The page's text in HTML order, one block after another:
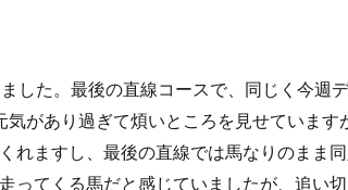
した。最後の直線コースで、同じく今週デ
があり過ぎて煩いところを見せています
れますし、最後の直線では馬なりのまま同
ってくる馬だと感じていましたが、追い